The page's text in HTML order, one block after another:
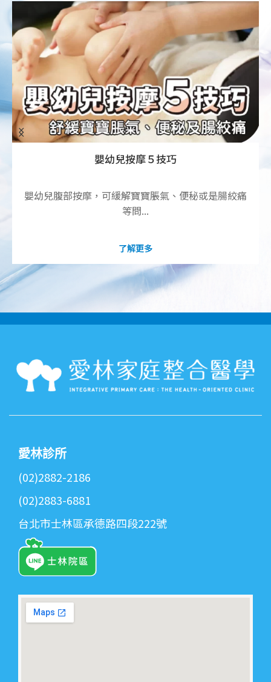
嬰幼兒按摩５技巧
嬰幼兒腹部按摩，可緩解寶寶脹氣、便秘或是腸絞痛
等問...
了解更多
愛林診所
(02)2882-2186
(02)2883-6881
台北市士林區承德路四段222號